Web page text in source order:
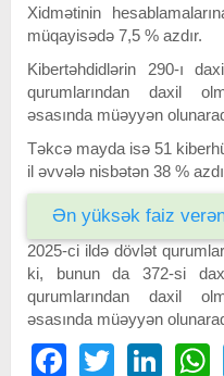
Xidmətinin
müqayisədə 7,5 % azdır.
Kibertəhdidlərin 290-ı
qurumlarından daxil
əsasında müəyyən
Təkcə mayda isə 51
il əvvələ nisbətən 38 %
Ən yüksək faiz
2025-ci ildə dövlət
ki, bunun da 372-si
qurumlarından daxil
əsasında müəyyən
FacebookTwitter LinkedIn